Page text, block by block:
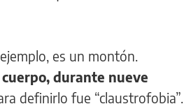
es un montón.
durante nueve
definirlo fue “claustrofobia”.